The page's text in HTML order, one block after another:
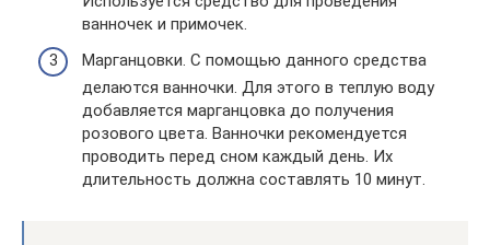
ванночек и примочек.
Марганцовки. С помощью данного средства
делаются ванночки. Для этого в теплую воду
добавляется марганцовка до получения
розового цвета. Ванночки рекомендуется
проводить перед сном каждый день. Их
длительность должна составлять 10 минут.